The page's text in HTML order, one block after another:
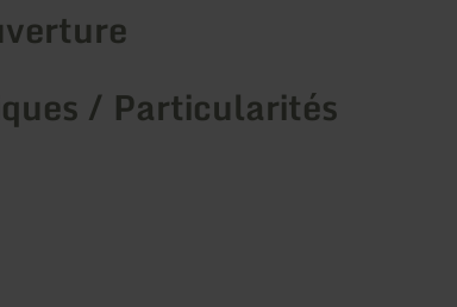
/ Particularités